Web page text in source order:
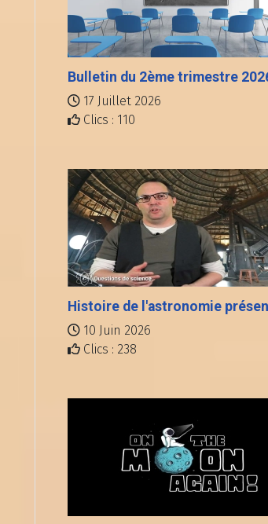
Bulletin du 2ème trimestre
17 Juillet 2026
Clics : 110
Histoire de l'astronomie
10 Juin 2026
Clics : 238